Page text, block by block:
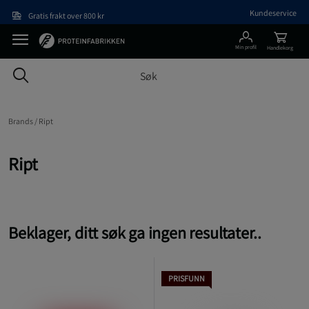
Gratis frakt over 800 kr Kundeservice
Min profil Handlekorg
Brands / Ript
Ript
Beklager, ditt søk ga ingen resultater..
PRISFUNN